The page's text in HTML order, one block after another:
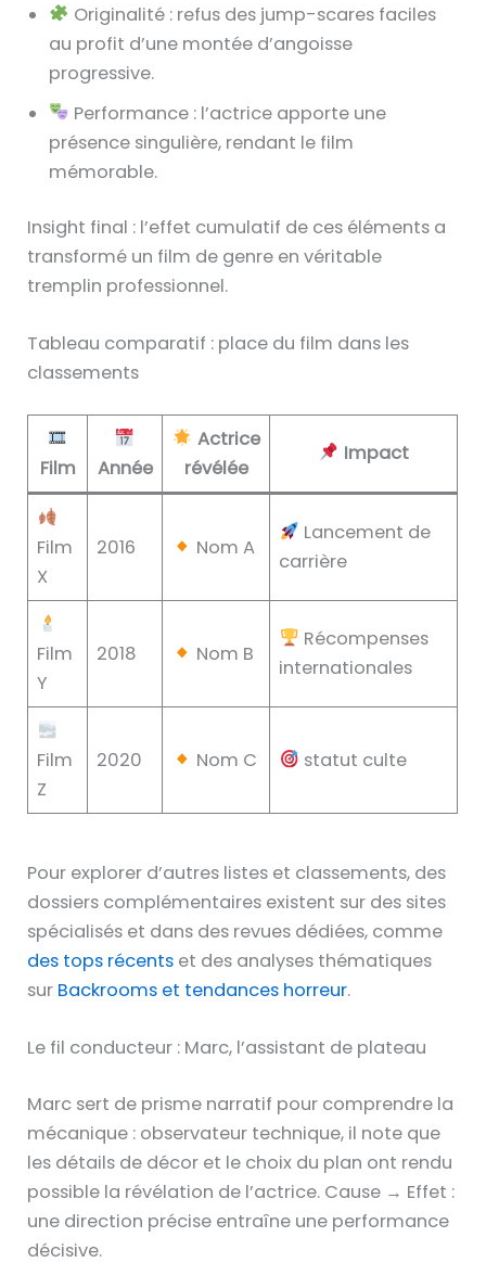
Originalité : refus des jump-scares faciles
au profit d’une montée d’angoisse
progressive.
Performance : l’actrice apporte une
présence singulière, rendant le film
mémorable.
Insight final : l’effet cumulatif de ces éléments a
transformé un film de genre en véritable
tremplin professionnel.
Tableau comparatif : place du film dans les
classements
Film Année
Actrice
révélée
Impact
Film
X
2016 Nom A
Lancement de
carrière
Film
Y
2018 Nom B
Récompenses
internationales
Film
Z
2020 Nom C statut culte
Pour explorer d’autres listes et classements, des
dossiers complémentaires existent sur des sites
spécialisés et dans des revues dédiées, comme
des tops récents et des analyses thématiques
sur Backrooms et tendances horreur.
Le fil conducteur : Marc, l’assistant de plateau
Marc sert de prisme narratif pour comprendre la
mécanique : observateur technique, il note que
les détails de décor et le choix du plan ont rendu
possible la révélation de l’actrice. Cause → Effet :
une direction précise entraîne une performance
décisive.